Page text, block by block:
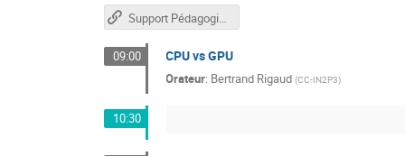
09:00 CPU vs GPU
Orateur: Bertrand Rigaud (CC-IN2P3)
10:30